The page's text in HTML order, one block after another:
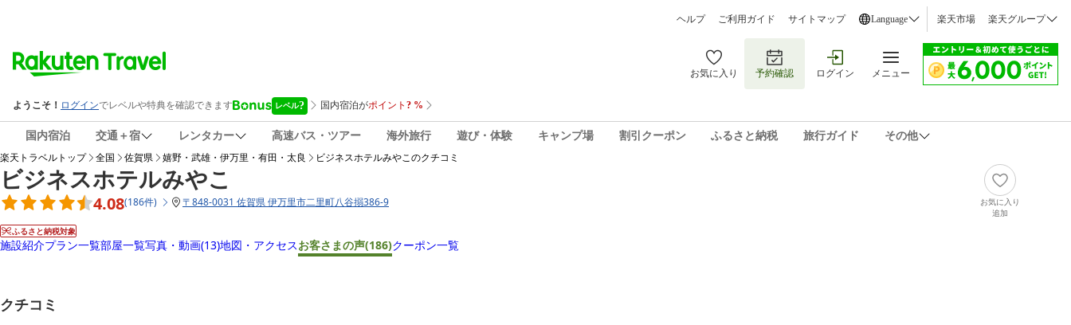
ヘルプ ご利用ガイド サイトマップ Language 楽天市場 楽天グループ
お気に入り 予約確認 ログイン メニュー
国内宿泊 交通＋宿 レンタカー 高速バス・ツアー 海外旅行 遊び・体験 キャンプ場 割引クーポン ふるさと納税 旅行ガイド その他
楽天トラベルトップ 全国 佐賀県 嬉野・武雄・伊万里・有田・太良 ビジネスホテルみやこのクチコミ
ビジネスホテルみやこ
4.08(186件) 〒848-0031 佐賀県 伊万里市二里町八谷搦386-9
ふるさと納税対象
お気に入り
追加
施設紹介プラン一覧部屋一覧写真・動画(13)地図・アクセスお客さまの声(186)クーポン一覧
クチコミ